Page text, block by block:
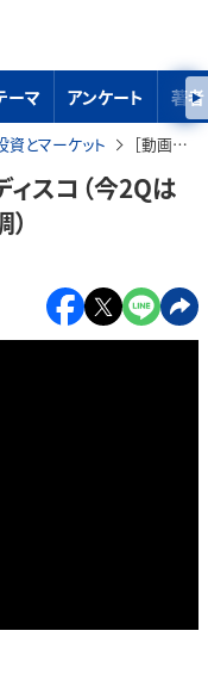
ーマ アンケート 著者
とマーケット ［動画で解説］決算レポート：ディスコ（今2Qは会社予想を上回った。業績堅調）
ィスコ（今2Qは